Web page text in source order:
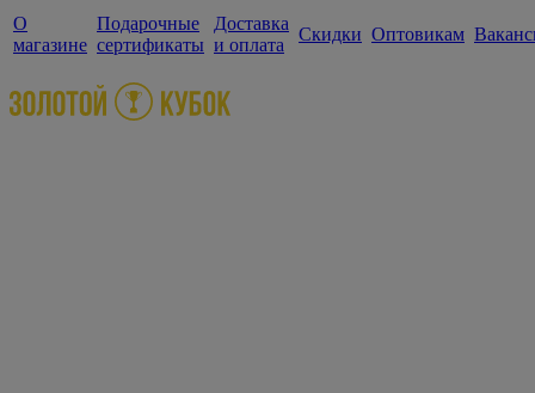
О
магазине
Подарочные
сертификаты
Доставка
и оплата
Скидки Оптовикам